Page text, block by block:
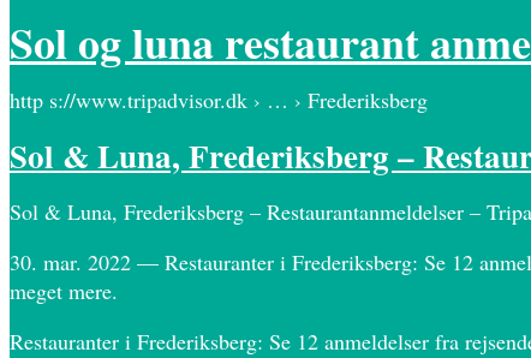
Sol og luna restaurant
http s://www.tripadvisor.dk › … › Frederiksberg
Sol & Luna, Frederiksberg –
Sol & Luna, Frederiksberg – Restaurantanmeldelser –
30. mar. 2022 — Restauranter i Frederiksberg: Se 12
meget mere.
Restauranter i Frederiksberg: Se 12 anmeldelser fra